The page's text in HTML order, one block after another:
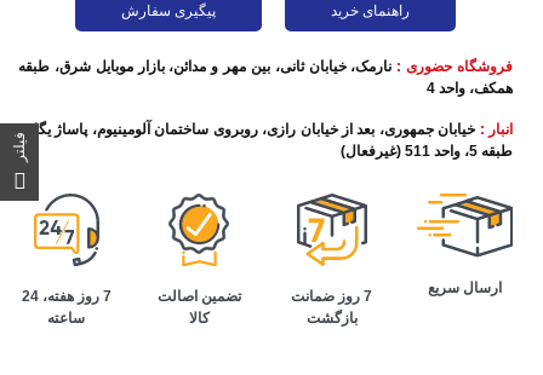
راهنمای خرید پیگیری سفارش
فروشگاه حضوری : نارمک، خیابان ثانی، بین مهر و مدائن، بازار موبایل شرق، طبقه
همکف، واحد 4
انبار : خیابان جمهوری، بعد از خیابان رازی، روبروی ساختمان آلومینیوم، پاساژ یگانه،
طبقه 5، واحد 511 (غیرفعال)
ارسال سریع
7 روز ضمانت
بازگشت
تضمین اصالت
کالا
7 روز هفته، 24
ساعته
فیلتر